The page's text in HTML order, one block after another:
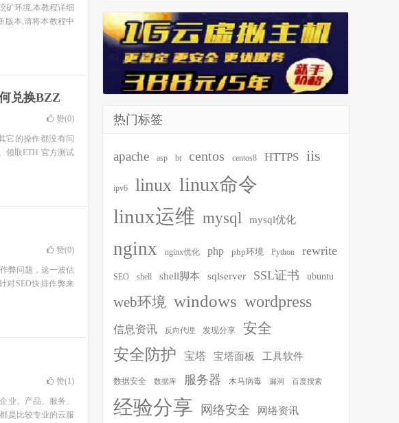
矿环境,本教程详细
版本,请将本教程中
兑换BZZ
赞(0)
它的操作都没有问
领取ETH 官方测试
赞(0)
弊问题，这一波估
对SEO快排作弊来
赞(1)
业、产品、服务、
是比较专业的云服
热门标签
apache asp bt centos centos8 HTTPS iis
ipv6 linux linux命令
linux运维 mysql mysql优化
nginx nginx优化 php php环境 Python rewrite
SEO shell shell脚本 sqlserver SSL证书 ubuntu
web环境 windows wordpress
信息资讯 反向代理 发现分享 安全
安全防护 宝塔 宝塔面板 工具软件
数据安全 数据库 服务器 木马病毒 漏洞 百度搜索
经验分享 网络安全 网络资讯